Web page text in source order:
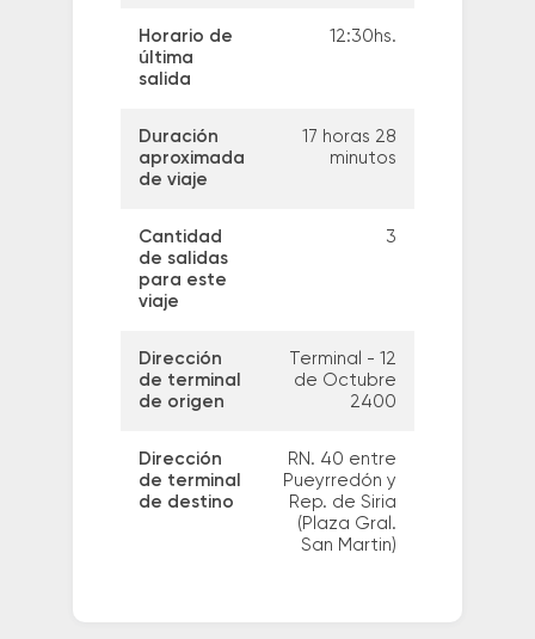
Horario de
última
salida
12:30hs.
Duración
aproximada
de viaje
17 horas 28
minutos
Cantidad
de salidas
para este
viaje
3
Dirección
de terminal
de origen
Terminal - 12
de Octubre
2400
Dirección
de terminal
de destino
RN. 40 entre
Pueyrredón y
Rep. de Siria
(Plaza Gral.
San Martin)